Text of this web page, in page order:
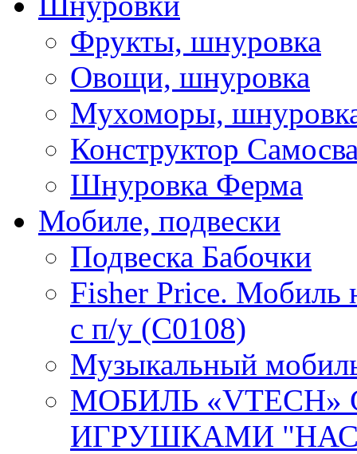
Фрукты, шнуровка
Овощи, шнуровка
Мухоморы,
Конструктор
Шнуровка Ферма
Мобиле, подвески
Подвеска Бабочки
Fisher Price. Мобиль
с п/у (C0108)
Музыкальный
МОБИЛЬ
ИГРУШКАМИ